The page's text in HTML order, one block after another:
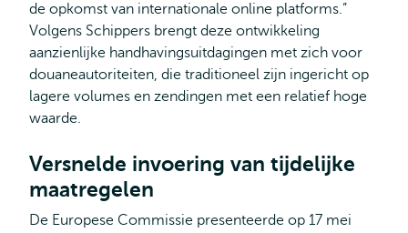
de opkomst van internationale online platforms.”
Volgens Schippers brengt deze ontwikkeling
aanzienlijke handhavingsuitdagingen met zich voor
douaneautoriteiten, die traditioneel zijn ingericht op
lagere volumes en zendingen met een relatief hoge
waarde.
Versnelde invoering van tijdelijke
maatregelen
De Europese Commissie presenteerde op 17 mei